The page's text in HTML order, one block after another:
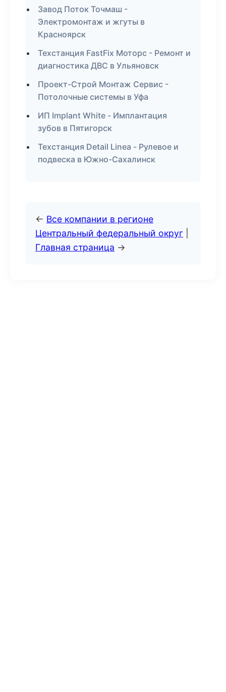
Завод Поток Точмаш -
Электромонтаж и жгуты в
Красноярск
Техстанция FastFix Моторс - Ремонт и
диагностика ДВС в Ульяновск
Проект-Строй Монтаж Сервис -
Потолочные системы в Уфа
ИП Implant White - Имплантация
зубов в Пятигорск
Техстанция Detail Linea - Рулевое и
подвеска в Южно-Сахалинск
← Все компании в регионе
Центральный федеральный округ
Главная страница →